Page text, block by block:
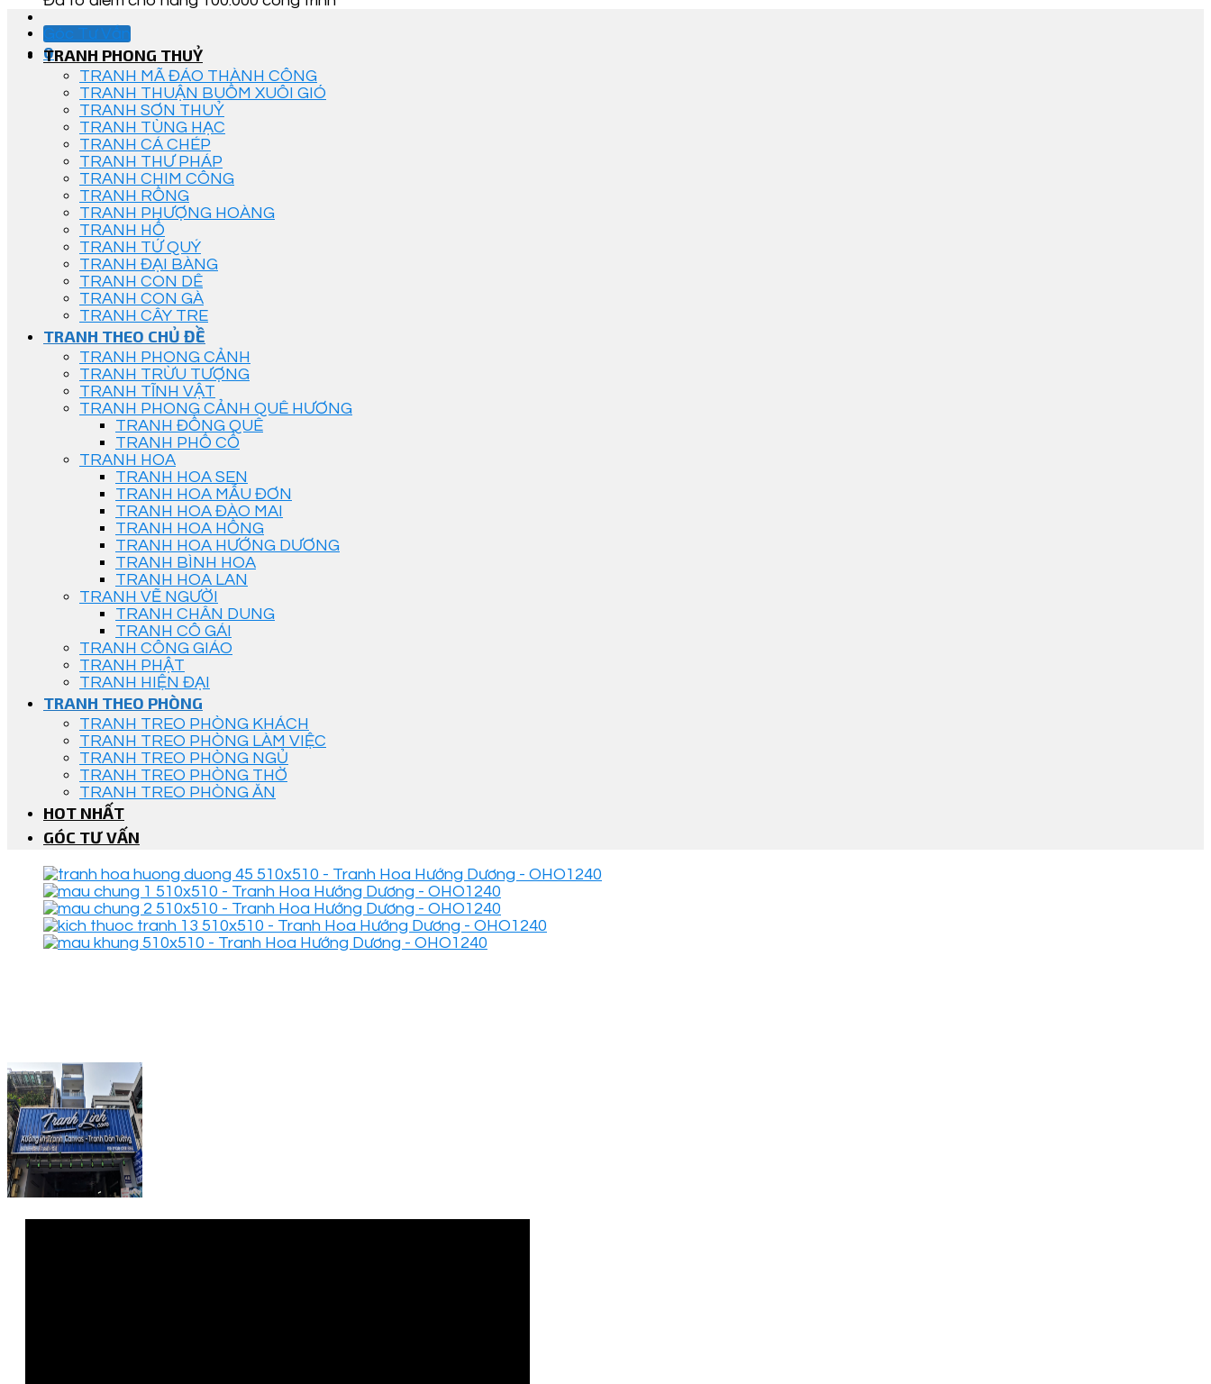
Góc Tư Vấn
0
TRANH PHONG THUỶ
TRANH MÃ ĐÁO THÀNH CÔNG
TRANH THUẬN BUỒM XUÔI GIÓ
TRANH SƠN THUỶ
TRANH TÙNG HẠC
TRANH CÁ CHÉP
TRANH THƯ PHÁP
TRANH CHIM CÔNG
TRANH RỒNG
TRANH PHƯỢNG HOÀNG
TRANH HỔ
TRANH TỨ QUÝ
TRANH ĐẠI BÀNG
TRANH CON DÊ
TRANH CON GÀ
TRANH CÂY TRE
TRANH THEO CHỦ ĐỀ
TRANH PHONG CẢNH
TRANH TRỪU TƯỢNG
TRANH TĨNH VẬT
TRANH PHONG CẢNH QUÊ HƯƠNG
TRANH ĐỒNG QUÊ
TRANH PHỐ CỔ
TRANH HOA
TRANH HOA SEN
TRANH HOA MẪU ĐƠN
TRANH HOA ĐÀO MAI
TRANH HOA HỒNG
TRANH HOA HƯỚNG DƯƠNG
TRANH BÌNH HOA
TRANH HOA LAN
TRANH VẼ NGƯỜI
TRANH CHÂN DUNG
TRANH CÔ GÁI
TRANH CÔNG GIÁO
TRANH PHẬT
TRANH HIỆN ĐẠI
TRANH THEO PHÒNG
TRANH TREO PHÒNG KHÁCH
TRANH TREO PHÒNG LÀM VIỆC
TRANH TREO PHÒNG NGỦ
TRANH TREO PHÒNG THỜ
TRANH TREO PHÒNG ĂN
HOT NHẤT
GÓC TƯ VẤN